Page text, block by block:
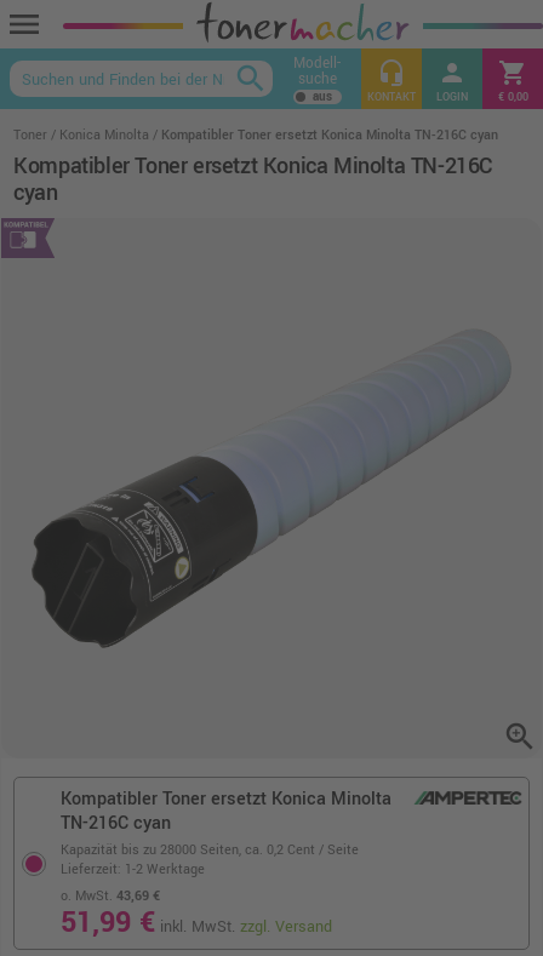
menu
keyboard_arrow_up
search Modell-
suche headset_mic
KONTAKT
person
LOGIN
shopping_cart
€ 0,00
Toner Konica Minolta Kompatibler Toner ersetzt Konica Minolta TN-216C cyan
Kompatibler Toner ersetzt Konica Minolta TN-216C
cyan
zoom_in
Kompatibler Toner ersetzt Konica Minolta
TN-216C cyan
Kapazität bis zu 28000 Seiten, ca. 0,2 Cent / Seite
o. MwSt.43,69 €
51,99 € inkl. MwSt.zzgl. Versand
Lieferzeit: 1-2 Werktage